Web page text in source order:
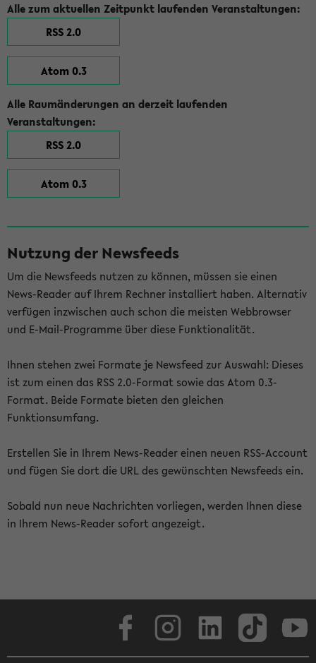
Alle zum aktuellen Zeitpunkt laufenden Veranstaltungen:
RSS 2.0
Atom 0.3
Alle Raumänderungen an derzeit laufenden
Veranstaltungen:
RSS 2.0
Atom 0.3
Nutzung der Newsfeeds
Um die Newsfeeds nutzen zu können, müssen sie einen
News-Reader auf Ihrem Rechner installiert haben. Alternativ
verfügen inzwischen auch schon die meisten Webbrowser
und E-Mail-Programme über diese Funktionalität.
Ihnen stehen zwei Formate je Newsfeed zur Auswahl: Dieses
ist zum einen das RSS 2.0-Format sowie das Atom 0.3-
Format. Beide Formate bieten den gleichen
Funktionsumfang.
Erstellen Sie in Ihrem News-Reader einen neuen RSS-Account
und fügen Sie dort die URL des gewünschten Newsfeeds ein.
Sobald nun neue Nachrichten vorliegen, werden Ihnen diese
in Ihrem News-Reader sofort angezeigt.